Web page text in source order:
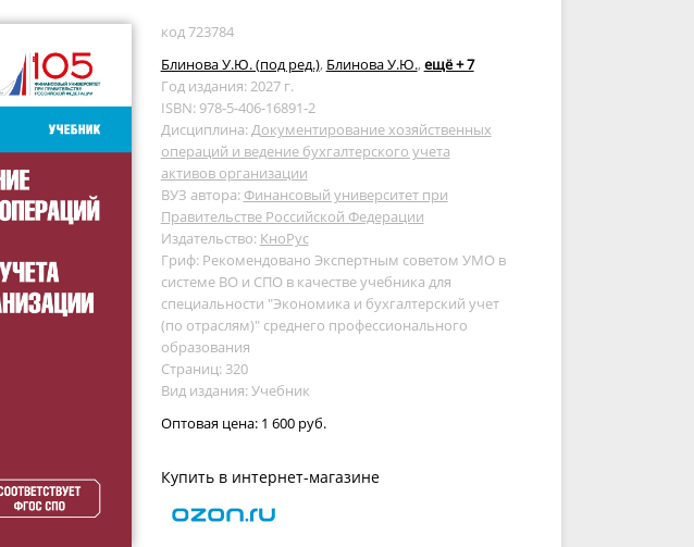
код 723784
Блинова У.Ю. (под ред.), Блинова У.Ю., ещё + 7
Год издания: 2027 г.
ISBN: 978-5-406-16891-2
Дисциплина:Документирование хозяйственных
операций и ведение бухгалтерского учета
активов организации
ВУЗ автора: Финансовый университет при
Правительстве Российской Федерации
Издательство: КноРус
Гриф: Рекомендовано Экспертным советом УМО в
системе ВО и СПО в качестве учебника для
специальности "Экономика и бухгалтерский учет
(по отраслям)" среднего профессионального
образования
Страниц: 320
Вид издания: Учебник
Оптовая цена: 1 600 руб.
Купить в интернет-магазине